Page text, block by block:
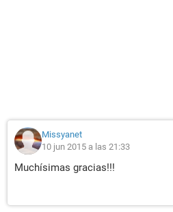
Missyanet
10 jun 2015 a las 21:33
Muchísimas gracias!!!